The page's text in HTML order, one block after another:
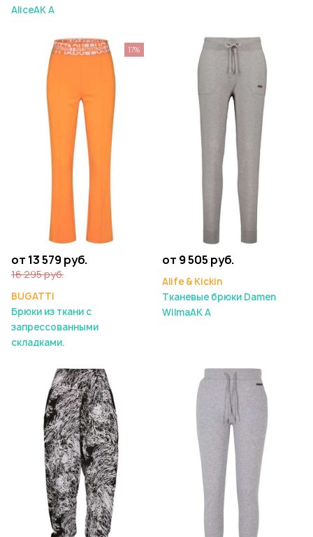
AliceAK A
от 13 579 руб.
16 295 руб.
BUGATTI
Брюки из ткани с
запрессованными
складками.
17%
от 9 505 руб.
Alife & Kickin
Тканевые брюки Damen
WilmaAK A